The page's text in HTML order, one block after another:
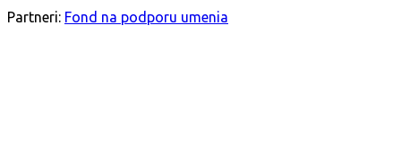
Partneri: Fond na podporu umenia